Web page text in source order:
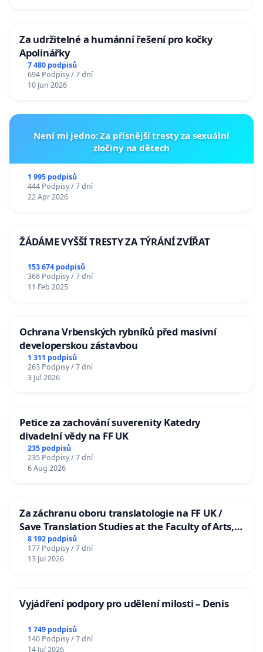
Za udržitelné a humánní řešení pro kočky
Apolinářky
7 480 podpisů
694 Podpisy / 7 dní
10 Jun 2026
Není mi jedno: Za přísnější tresty za sexuální
zločiny na dětech
1 995 podpisů
444 Podpisy / 7 dní
22 Apr 2026
ŽÁDÁME VYŠŠÍ TRESTY ZA TÝRÁNÍ ZVÍŘAT
153 674 podpisů
368 Podpisy / 7 dní
11 Feb 2025
Ochrana Vrbenských rybníků před masivní
developerskou zástavbou
1 311 podpisů
263 Podpisy / 7 dní
3 Jul 2026
Petice za zachování suverenity Katedry
divadelní vědy na FF UK
235 podpisů
235 Podpisy / 7 dní
6 Aug 2026
Za záchranu oboru translatologie na FF UK /
Save Translation Studies at the Faculty of Arts,
Charles University
8 192 podpisů
177 Podpisy / 7 dní
13 Jul 2026
Vyjádření podpory pro udělení milosti – Denis
1 749 podpisů
140 Podpisy / 7 dní
14 Jul 2026